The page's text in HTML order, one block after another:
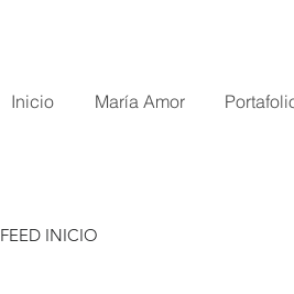
Inicio María Amor
FEED INICIO